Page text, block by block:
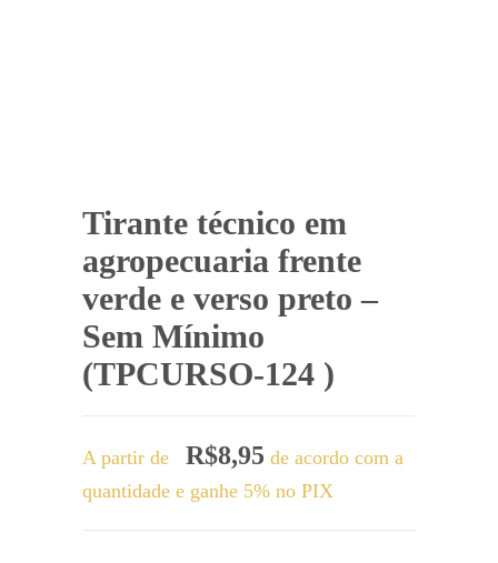
Tirante técnico em
agropecuaria frente
verde e verso preto –
Sem Mínimo
(TPCURSO-124 )
A partir de R$8,95 de acordo com a
quantidade e ganhe 5% no PIX